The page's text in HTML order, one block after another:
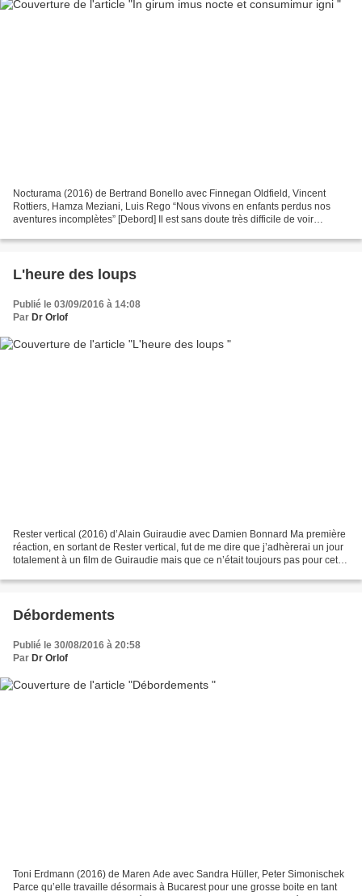
Nocturama (2016) de Bertrand Bonello avec Finnegan Oldfield, Vincent
Rottiers, Hamza Meziani, Luis Rego “Nous vivons en enfants perdus nos
aventures incomplètes” [Debord] Il est sans doute très difficile de voir
L'heure des loups
Publié le 03/09/2016 à 14:08
Par Dr Orlof
Rester vertical (2016) d’Alain Guiraudie avec Damien Bonnard Ma première
réaction, en sortant de Rester vertical, fut de me dire que j’adhèrerai un jour
totalement à un film de Guiraudie mais que ce n’était toujours pas pour cette
Débordements
Publié le 30/08/2016 à 20:58
Par Dr Orlof
Toni Erdmann (2016) de Maren Ade avec Sandra Hüller, Peter Simonischek
Parce qu’elle travaille désormais à Bucarest pour une grosse boite en tant